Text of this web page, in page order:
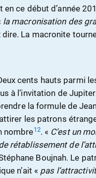
ce début d’année
la macronisation des
dire. La macronite
cents hauts parmi
à l’invitation de Jupiter.
la formule de
les patrons
nombre12. « C’est un
rétablissement de
Boujnah. Le
n’ait « pas